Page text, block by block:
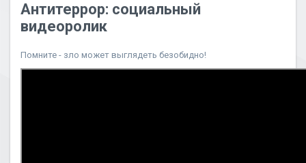
Антитеррор: социальный
видеоролик
Помните - зло может выглядеть безобидно!